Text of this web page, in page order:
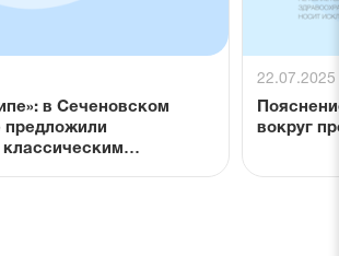
в Сеченовском
предложили
классическим
22.07.2025
вокруг